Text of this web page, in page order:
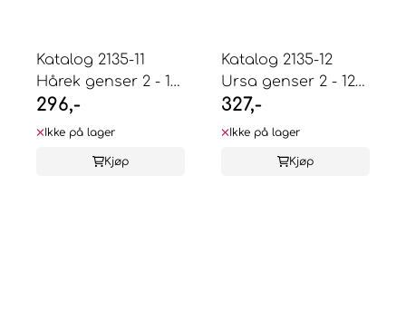
Katalog 2135-11
Hårek genser 2 - 12
år
296,-
Ikke på lager
Kjøp
Katalog 2135-12
Ursa genser 2 - 12
år
327,-
Ikke på lager
Kjøp